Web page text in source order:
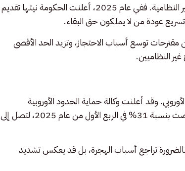
وفي الوقت نفسه، شددت السلطات اليونانية سياساتها تجاه الهجرة غير النظامية. ففي عام 2025، أعلنت الحكومة نيتها تقديم
عودة من لا يملكون حق البقاء.
توسع أسباب الاحتجاز، وتزيد الحد الأقصى
وقد أعلنت وكالة حماية الحدود الأوروبية
“فرونتكس” أن محاولات العبور غير النظامي إلى الاتحاد الأوروبي انخفضت بنسبة 31% في الربع الأول من عام 2025، لتصل إلى
تراجع أسباب الهجرة، بل قد يعكس تشديد